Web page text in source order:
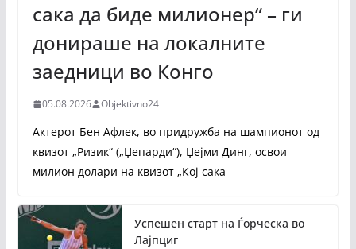
сака да биде милионер“ – ги
донираше на локалните
заедници во Конго
05.08.2026 Objektivno24
Актерот Бен Афлек, во придружба на шампионот од
квизот „Ризик“ („Џепарди“), Џејми Динг, освои
милион долари на квизот „Кој сака
Успешен старт на Ѓорческа во
Лајпциг